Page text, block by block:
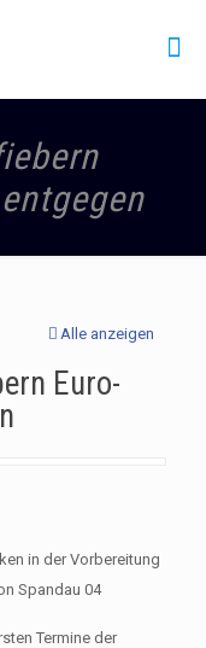
Alle anzeigen
Euro-
in der Vorbereitung
Spandau 04
Termine der